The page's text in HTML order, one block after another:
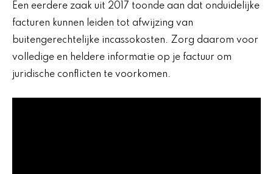
Een eerdere zaak uit 2017 toonde aan dat onduidelijke
facturen kunnen leiden tot afwijzing van
buitengerechtelijke incassokosten. Zorg daarom voor
volledige en heldere informatie op je factuur om
juridische conflicten te voorkomen.